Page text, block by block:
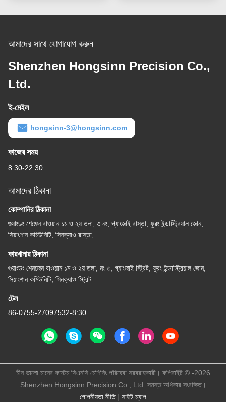
আমাদের সাথে যোগাযোগ করুন
Shenzhen Hongsinn Precision Co.,
Ltd.
ই-মেইল
hongsinn-3@hongsinn.com
কাজের সময়
8:30-22:30
আমাদের ঠিকানা
কোম্পানির ঠিকানা
গুয়াংডং শেঞ্জেন বাওয়ান ১ম ও ২য় তলা, ৩ নং, গ্যাংজাই রাস্তা, ফুরং ইন্ডাস্ট্রিয়াল জোন,
সিয়াংশান কমিউনিটি, সিনক্যাও রাস্তা,
কারখানার ঠিকানা
গুয়াংডং শেনজেন বাওয়ান ১ম ও ২য় তলা, নং ৩, গ্যাংজাই স্ট্রিট, ফুরং ইন্ডাস্ট্রিয়াল জোন,
সিয়াংশান কমিউনিটি, সিনক্যাও স্ট্রিট
টেল
86-0755-27097532-8:30
গোপনীয়তা নীতি| সাইট ম্যাপ
চীন ভালো মানের কাস্টম সিএনসি মেশিনিং পরিষেবা সরবরাহকারী। কপিরাইট © -2026
Shenzhen Hongsinn Precision Co., Ltd. সমস্ত অধিকার সংরক্ষিত।